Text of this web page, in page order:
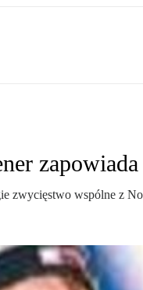
zwycięstwo wspólne z